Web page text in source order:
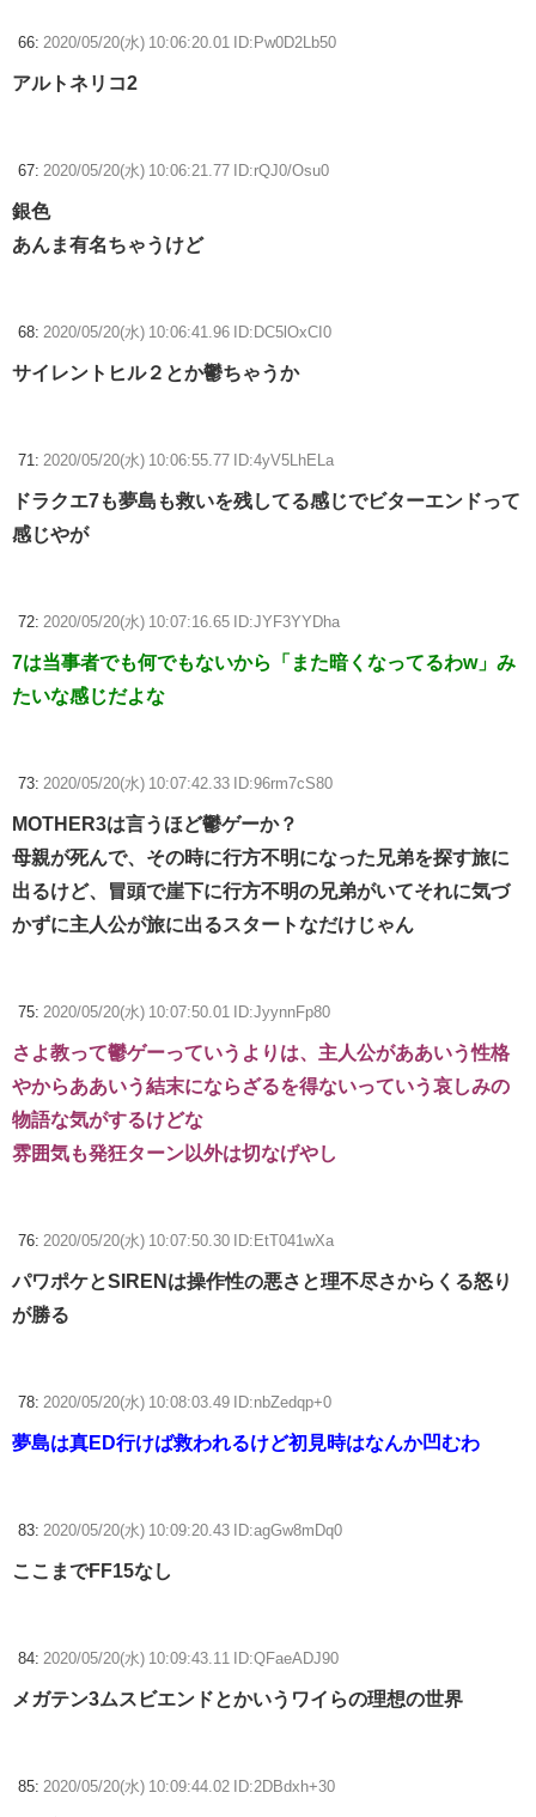
66: 2020/05/20(水) 10:06:20.01 ID:Pw0D2Lb50
アルトネリコ2
67: 2020/05/20(水) 10:06:21.77 ID:rQJ0/Osu0
銀色
あんま有名ちゃうけど
68: 2020/05/20(水) 10:06:41.96 ID:DC5lOxCI0
サイレントヒル２とか鬱ちゃうか
71: 2020/05/20(水) 10:06:55.77 ID:4yV5LhELa
ドラクエ7も夢島も救いを残してる感じでビターエンドって
感じやが
72: 2020/05/20(水) 10:07:16.65 ID:JYF3YYDha
7は当事者でも何でもないから「また暗くなってるわw」み
たいな感じだよな
73: 2020/05/20(水) 10:07:42.33 ID:96rm7cS80
MOTHER3は言うほど鬱ゲーか？
母親が死んで、その時に行方不明になった兄弟を探す旅に
出るけど、冒頭で崖下に行方不明の兄弟がいてそれに気づ
かずに主人公が旅に出るスタートなだけじゃん
75: 2020/05/20(水) 10:07:50.01 ID:JyynnFp80
さよ教って鬱ゲーっていうよりは、主人公がああいう性格
やからああいう結末にならざるを得ないっていう哀しみの
物語な気がするけどな
雰囲気も発狂ターン以外は切なげやし
76: 2020/05/20(水) 10:07:50.30 ID:EtT041wXa
パワポケとSIRENは操作性の悪さと理不尽さからくる怒り
が勝る
78: 2020/05/20(水) 10:08:03.49 ID:nbZedqp+0
夢島は真ED行けば救われるけど初見時はなんか凹むわ
83: 2020/05/20(水) 10:09:20.43 ID:agGw8mDq0
ここまでFF15なし
84: 2020/05/20(水) 10:09:43.11 ID:QFaeADJ90
メガテン3ムスビエンドとかいうワイらの理想の世界
85: 2020/05/20(水) 10:09:44.02 ID:2DBdxh+30